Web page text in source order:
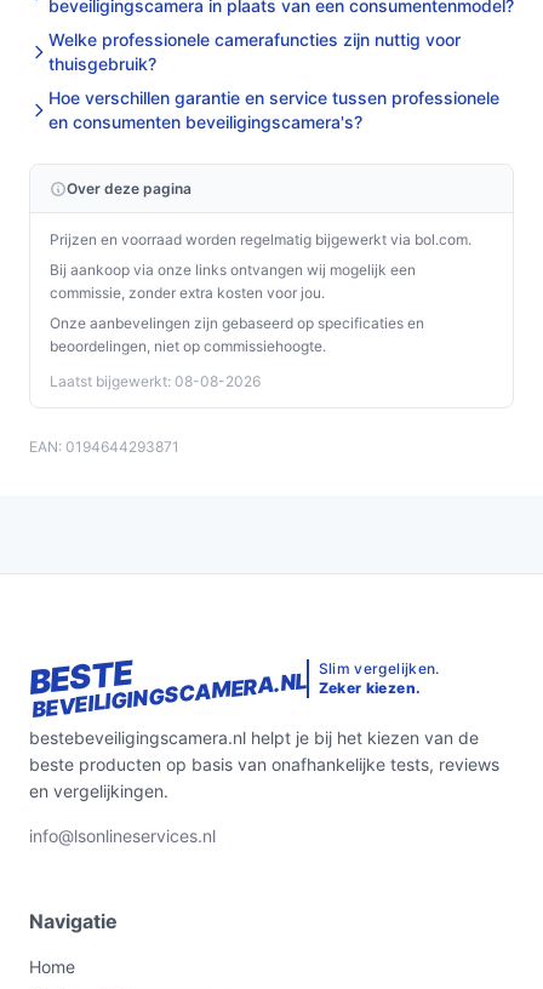
beveiligingscamera in plaats van een consumentenmodel?
Welke professionele camerafuncties zijn nuttig voor
thuisgebruik?
Hoe verschillen garantie en service tussen professionele
en consumenten beveiligingscamera's?
Over deze pagina
Prijzen en voorraad worden regelmatig bijgewerkt via bol.com.
Bij aankoop via onze links ontvangen wij mogelijk een
commissie, zonder extra kosten voor jou.
Onze aanbevelingen zijn gebaseerd op specificaties en
beoordelingen, niet op commissiehoogte.
Laatst bijgewerkt: 08-08-2026
EAN: 0194644293871
BESTE
BEVEILIGINGSCAMERA.NL Slim vergelijken.
Zeker kiezen.
bestebeveiligingscamera.nl helpt je bij het kiezen van de
beste producten op basis van onafhankelijke tests, reviews
en vergelijkingen.
info@lsonlineservices.nl
Navigatie
Home